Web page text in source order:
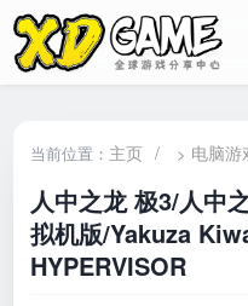
当前位置： 主页 / > 电脑游
人中之龙 极3/人中
拟机版/Yakuza
HYPERVISOR